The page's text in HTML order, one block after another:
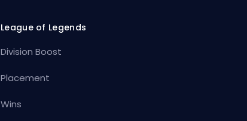
League of Legends
Division Boost
Placement
Wins